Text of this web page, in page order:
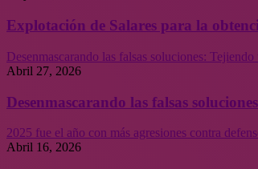
Explotación de Salares para la
Desenmascarando las falsas soluciones: Tejiendo
Abril 27, 2026
Desenmascarando las falsas
2025 fue el año con más agresiones contra
Abril 16, 2026